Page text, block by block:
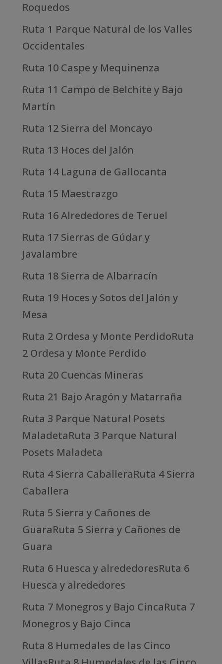
Roquedos
Ruta 1 Parque Natural de los Valles
Occidentales
Ruta 10 Caspe y Mequinenza
Ruta 11 Campo de Belchite y Bajo
Martín
Ruta 12 Sierra del Moncayo
Ruta 13 Hoces del Jalón
Ruta 14 Laguna de Gallocanta
Ruta 15 Maestrazgo
Ruta 16 Alrededores de Teruel
Ruta 17 Sierras de Gúdar y
Javalambre
Ruta 18 Sierra de Albarracín
Ruta 19 Hoces y Sotos del Jalón y
Mesa
Ruta 2 Ordesa y Monte PerdidoRuta
2 Ordesa y Monte Perdido
Ruta 20 Cuencas Mineras
Ruta 21 Bajo Aragón y Matarraña
Ruta 3 Parque Natural Posets
MaladetaRuta 3 Parque Natural
Posets Maladeta
Ruta 4 Sierra CaballeraRuta 4 Sierra
Caballera
Ruta 5 Sierra y Cañones de
GuaraRuta 5 Sierra y Cañones de
Guara
Ruta 6 Huesca y alrededoresRuta 6
Huesca y alrededores
Ruta 7 Monegros y Bajo CincaRuta 7
Monegros y Bajo Cinca
Ruta 8 Humedales de las Cinco